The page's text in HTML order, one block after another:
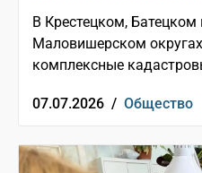
В Крестецком,
Маловишерском
комплексные
07.07.2026 / Общество